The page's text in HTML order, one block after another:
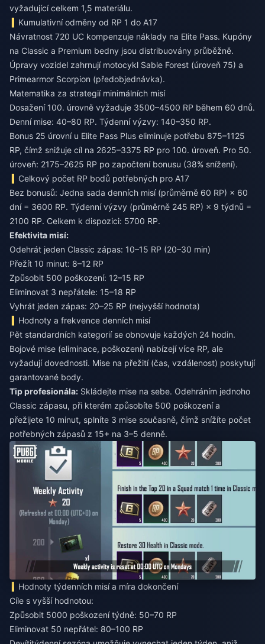
vyžadující celkem 1,5 materiálu.
Kumulativní odměny od RP 1 do A17
Návratnost 720 UC kompenzuje náklady na Elite Pass. Kupóny
na Classic a Premium bedny jsou distribuovány průběžně.
Úpravy vozidel zahrnují motocykl Sable Forest (úroveň 75) a
Primearmor Scorpion (předobjednávka).
Matematika za strategií minimálních misí
Dosažení 100. úrovně vyžaduje 3500–4500 RP během 60 dnů.
Denní mise: 40–80 RP. Týdenní výzvy: 140–350 RP.
Bonus 25 úrovní u Elite Pass Plus eliminuje potřebu 875–1125
RP, čímž snižuje cíl na 2625–3375 RP pro 100. úroveň. Pro 50.
úroveň: 2175–2625 RP po započtení bonusu (38% snížení).
Celkový počet RP bodů potřebných pro A17
Bez bonusů: Jedna sada denních misí (průměrně 60 RP) × 60
dní = 3600 RP. Týdenní výzvy (průměrně 245 RP) × 9 týdnů =
2100 RP. Celkem k dispozici: 5700 RP.
Efektivita misí:
Odehrát jeden Classic zápas: 10–15 RP (20–30 min)
Přežít 10 minut: 8–12 RP
Způsobit 500 poškození: 12–15 RP
Eliminovat 3 nepřátele: 15–18 RP
Vyhrát jeden zápas: 20–25 RP (nejvyšší hodnota)
Hodnoty a frekvence denních misí
Pět standardních kategorií se obnovuje každých 24 hodin.
Bojové mise (eliminace, poškození) nabízejí více RP, ale
vyžadují dovednosti. Mise na přežití (čas, vzdálenost) poskytují
garantované body.
Tip profesionála: Skládejte mise na sebe. Odehráním jednoho
Classic zápasu, při kterém způsobíte 500 poškození a
přežijete 10 minut, splníte 3 mise současně, čímž snížíte počet
potřebných zápasů z 15+ na 3–5 denně.
Hodnoty týdenních misí a míra dokončení
Cíle s vyšší hodnotou:
Způsobit 5000 poškození týdně: 50–70 RP
Eliminovat 50 nepřátel: 80–100 RP